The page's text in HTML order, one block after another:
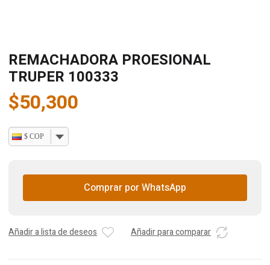
REMACHADORA PROESIONAL
TRUPER 100333
$50,300
$ COP
Comprar por WhatsApp
Añadir a lista de deseos Añadir para comparar